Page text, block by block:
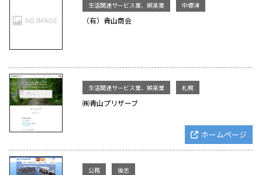
生活関連サービス業、娯楽業 中標津
（有）青山商会
生活関連サービス業、娯楽業 札幌
㈱青山プリザーブ
ホームページ
公務 後志